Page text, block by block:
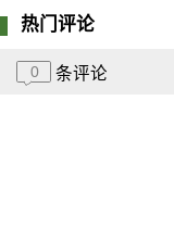
热门评论
0 条评论